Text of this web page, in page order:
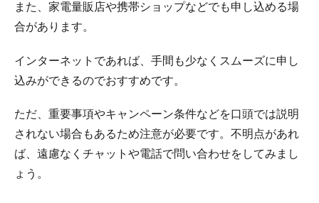
また、家電量販店や携帯ショップなどでも申し込める場
合があります。
インターネットであれば、手間も少なくスムーズに申し
込みができるのでおすすめです。
ただ、重要事項やキャンペーン条件などを口頭では説明
されない場合もあるため注意が必要です。不明点があれ
ば、遠慮なくチャットや電話で問い合わせをしてみまし
ょう。